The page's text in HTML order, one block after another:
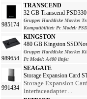
985174
TRANSCEND
32 GB Transcend PSD330
Gruppe: Harddiske Mærke:
Kompatibilitet: Pc Model:
989654
KINGSTON
480 GB Kingston
Gruppe: Harddiske Mærke:
Pc Model:A400 linje:
991434
SEAGATE
Storage Expansion Card
Storage Expansion
Interfaceadapter . .